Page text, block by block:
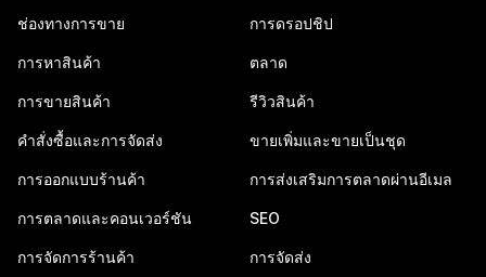
ช่องทางการขาย
การหาสินค้า
การขายสินค้า
คำสั่งซื้อและการจัดส่ง
การออกแบบร้านค้า
การตลาดและคอนเวอร์ชัน
การจัดการร้านค้า
การดรอปชิป
ตลาด
รีวิวสินค้า
ขายเพิ่มและขายเป็นชุด
การส่งเสริมการตลาดผ่านอีเมล
SEO
การจัดส่ง